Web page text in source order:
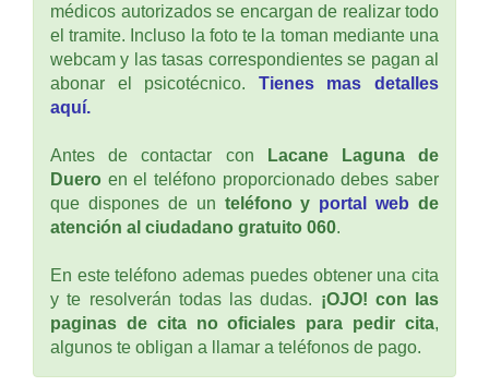
médicos autorizados se encargan de realizar todo
el tramite. Incluso la foto te la toman mediante una
webcam y las tasas correspondientes se pagan al
abonar el psicotécnico. Tienes mas detalles
aquí.
Antes de contactar con
Lacane Laguna de
Duero en el teléfono proporcionado debes saber
que dispones de un teléfono y portal web de
atención al ciudadano gratuito 060.
En este teléfono ademas puedes obtener una cita
y te resolverán todas las dudas. ¡OJO! con las
paginas de cita no oficiales para pedir cita,
algunos te obligan a llamar a teléfonos de pago.